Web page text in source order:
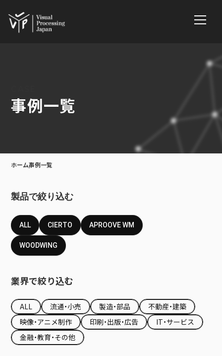
事例一覧
ホーム事例一覧
製品で絞り込む
ALL CIERTO APROOVE WM
WOODWING
業界で絞り込む
ALL 流通・小売 製造・部品
不動産・建築
映像・アニメ制作
印刷・出版・広告
IT・サービス
金融・教育・その他